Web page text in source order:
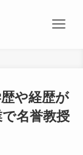
歴や経歴が
名誉教授